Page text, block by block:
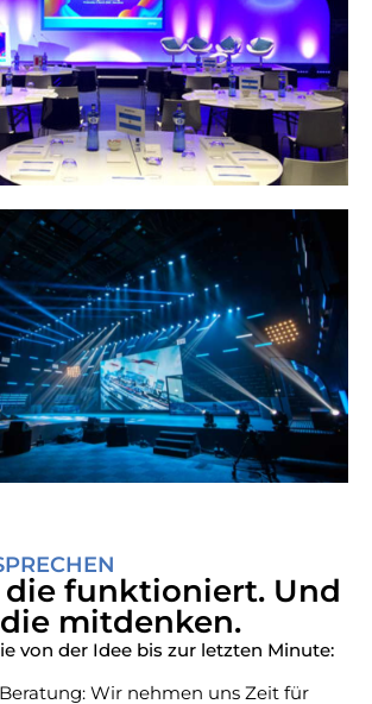
die funktioniert. Und
mitdenken.
von der Idee bis zur letzten Minute:
Wir nehmen uns Zeit für